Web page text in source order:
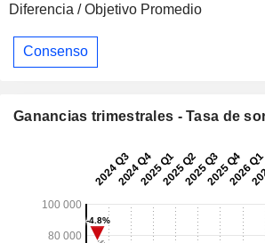
Diferencia / Objetivo Promedio
Consenso
Ganancias trimestrales - Tasa de